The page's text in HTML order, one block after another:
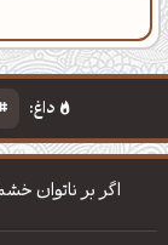
دسته‌بندی مطالب
داغ:
اگر بر ناتوان